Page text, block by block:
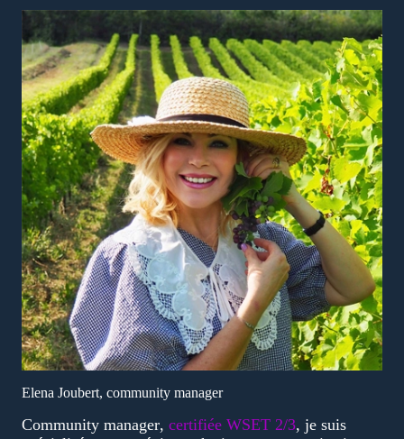
Elena Joubert, community manager
Community manager, certifiée WSET 2/3, je suis